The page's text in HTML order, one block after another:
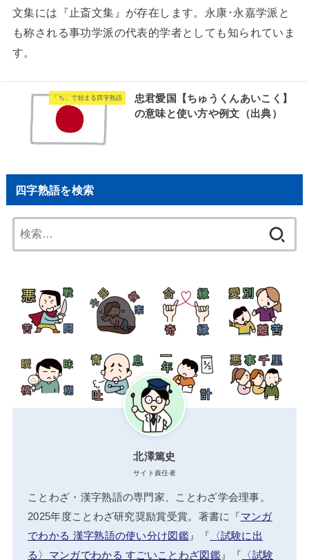
文集には『止斎文集』が存在します。永康･永嘉学派と
も称される事功学派の代表的学者としても知られていま
す。
「ち」で始まる四字熟語
忠君愛国【ちゅうくんあいこく】
の意味と使い方や例文（出典）
四字熟語を検索
索:
北澤篤史
サイト責任者
ことわざ・漢字熟語の専門家、ことわざ学会理事。
2025年度ことわざ研究奨励賞受賞。著書に『マンガ
でわかる 漢字熟語の使い分け図鑑』『 〈試験に出
る〉マンガでわかる すごいことわざ図鑑』『 〈試験